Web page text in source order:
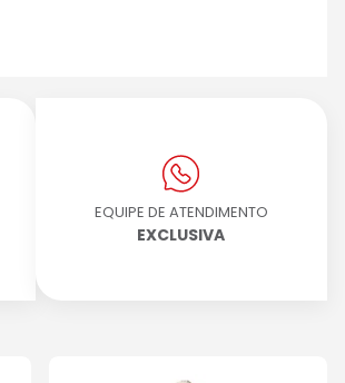
EQUIPE DE ATENDIMENTO
EXCLUSIVA